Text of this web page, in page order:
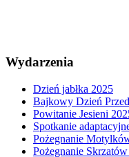
Wydarzenia
Dzień jabłka 2025
Bajkowy Dzień
Powitanie Jesieni
Spotkanie
Pożegnanie
Pożegnanie